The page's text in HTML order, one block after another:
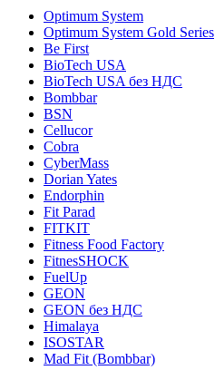
Optimum System
Optimum System Gold Series
Be First
BioTech USA
BioTech USA без НДС
Bombbar
BSN
Cellucor
Cobra
CyberMass
Dorian Yates
Endorphin
Fit Parad
FITKIT
Fitness Food Factory
FitnesSHOCK
FuelUp
GEON
GEON без НДС
Himalaya
ISOSTAR
Mad Fit (Bombbar)